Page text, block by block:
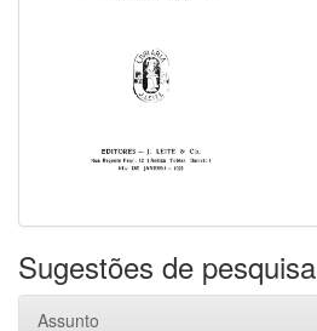
Sugestões de pesquisa
Assunto